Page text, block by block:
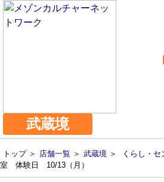
武蔵境
トップ＞ 店舗一覧 ＞ 武蔵境 ＞ くらし・
室 体験日 10/13（月）